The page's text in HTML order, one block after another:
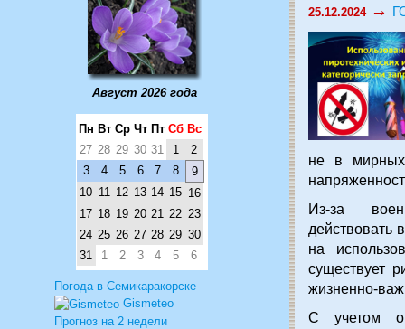
Август 2026 года
Пн Вт Ср Чт Пт Сб Вс
27 28 29 30 31 1
2
3
4 5 6 7 8
9
10 11 12 13 14 15 16
17 18 19 20 21 22 23
24 25 26 27 28 29 30
31
1 2 3 4 5 6
Погода в Семикаракорске
Gismeteo
Прогноз на 2 недели
25.12.2024→
не в мирных
Из-за
действовать
на
существует
жизненно-
С учетом